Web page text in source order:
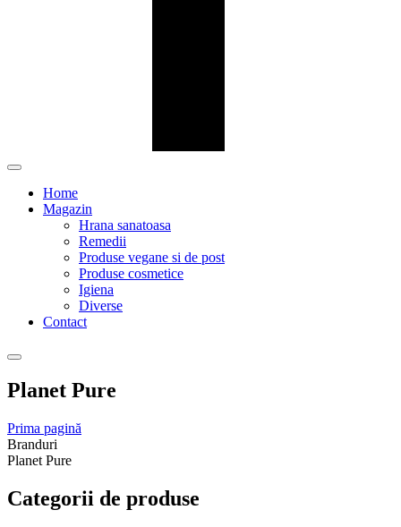
Home
Magazin
Hrana sanatoasa
Remedii
Produse vegane si de post
Produse cosmetice
Igiena
Diverse
Contact
Planet Pure
Prima pagină
Branduri
Planet Pure
Categorii de produse